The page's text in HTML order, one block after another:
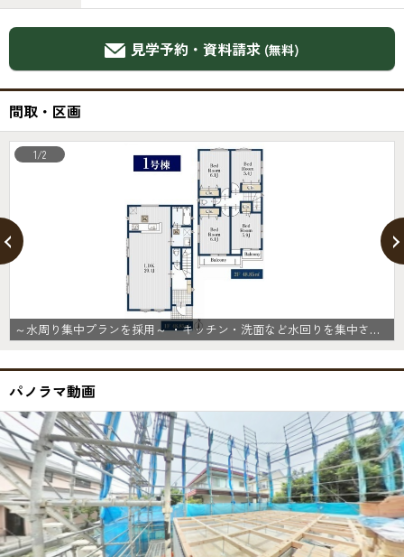
見学予約・資料請求 (無料)
間取・区画
～水周り集中プランを採用～ ・キッチン・洗面など水回りを集中させることで家事のしやすい間取。 ・日々の事なので家事導線もご見学の際にぜひチェックしてみてください。
1/2
パノラマ動画